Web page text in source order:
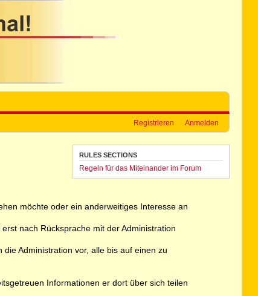
Registrieren Anmelden
RULES SECTIONS
Regeln für das Miteinander im Forum
möchte oder ein anderweitiges Interesse an
nach Rücksprache mit der Administration
Administration vor, alle bis auf einen zu
Informationen er dort über sich teilen